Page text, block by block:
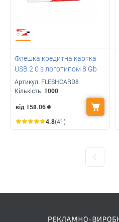
Флешка кредитна картка
USB 2.0 з логотипом 8 Gb
Артикул: FLESHCARD8
Кількість: 1000
від 158.06₴
4.8(41)